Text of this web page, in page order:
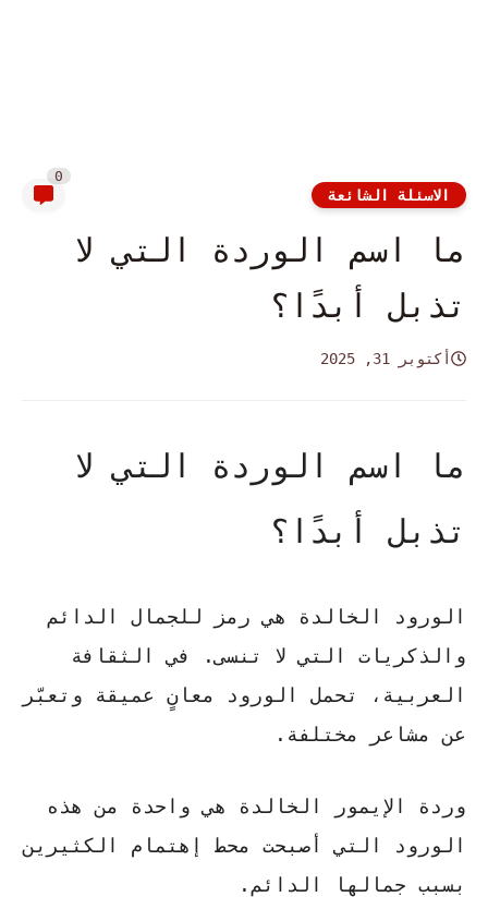
الاسئلة الشائعة
0
ما اسم الوردة التي لا
تذبل أبدًا؟
أكتوبر 31, 2025
ما اسم الوردة التي لا
تذبل أبدًا؟
الورود الخالدة هي رمز للجمال الدائم
والذكريات التي لا تنسى. في الثقافة
العربية، تحمل الورود معانٍ عميقة وتعبّر
عن مشاعر مختلفة.
وردة الإيمور الخالدة هي واحدة من هذه
الورود التي أصبحت محط إهتمام الكثيرين
بسبب جمالها الدائم.